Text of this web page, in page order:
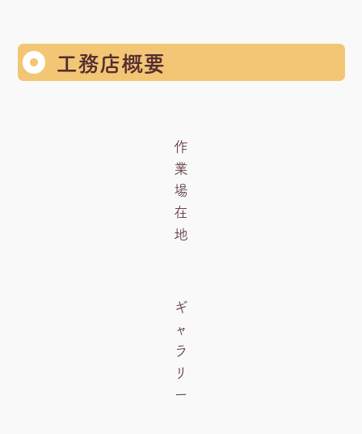
工務店概要
作
業
場
在
地
ギ
ャ
ラ
リ
ー